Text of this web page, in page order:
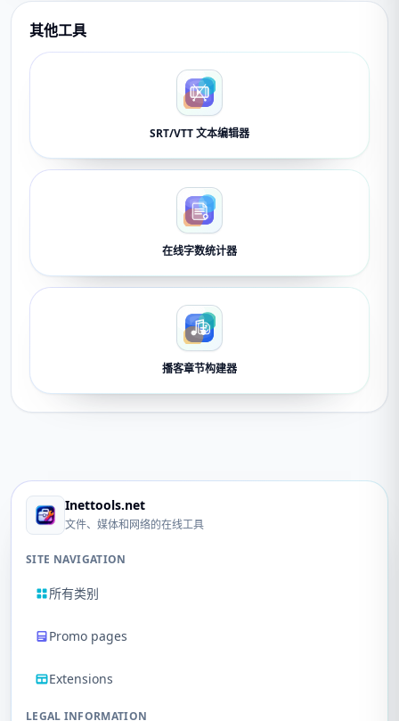
其他工具
SRT/VTT 文本编辑器
在线字数统计器
播客章节构建器
Inettools.net
文件、媒体和网络的在线工具
SITE NAVIGATION
所有类别
Promo pages
Extensions
LEGAL INFORMATION